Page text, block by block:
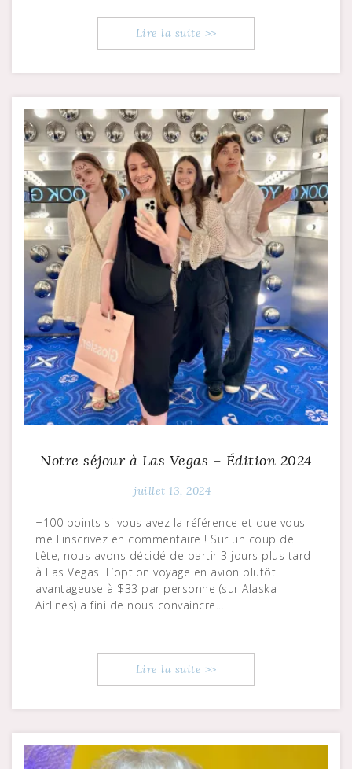
Lire la suite >>
Notre séjour à Las Vegas – Édition 2024
juillet 13, 2024
+100 points si vous avez la référence et que vous
me l'inscrivez en commentaire ! Sur un coup de
tête, nous avons décidé de partir 3 jours plus tard
à Las Vegas. L’option voyage en avion plutôt
avantageuse à $33 par personne (sur Alaska
Airlines) a fini de nous convaincre.…
Lire la suite >>